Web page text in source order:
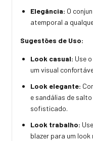
Elegância: O
atemporal a
Sugestões de Uso:
Look casual: Use
um visual
Look elegante:
e sandálias de
sofisticado.
Look trabalho:
blazer para um look